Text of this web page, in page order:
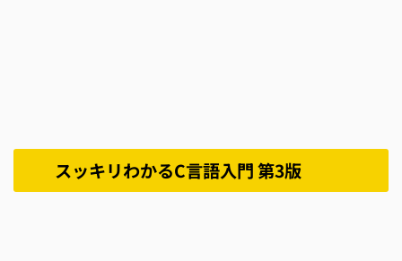
スッキリわかるC言語入門 第3版